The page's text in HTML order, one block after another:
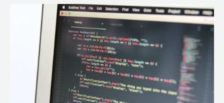
revolucionando
desenvolvimento